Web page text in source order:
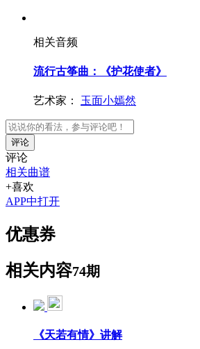
相关音频
流行古筝曲：《护花使者》
艺术家： 玉面小嫣然
评论
评论
相关曲谱
+喜欢
APP中打开
优惠券
相关内容74期
《天若有情》讲解